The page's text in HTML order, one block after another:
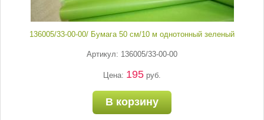
136005/33-00-00/ Бумага 50 см/10 м однотонный зеленый
Артикул: 136005/33-00-00
Цена: 195 руб.
В корзину